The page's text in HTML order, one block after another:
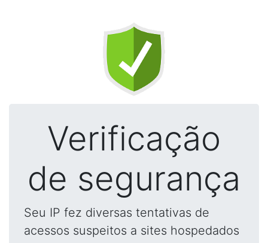
Verificação
de segurança
Seu IP fez diversas tentativas de
acessos suspeitos a sites hospedados